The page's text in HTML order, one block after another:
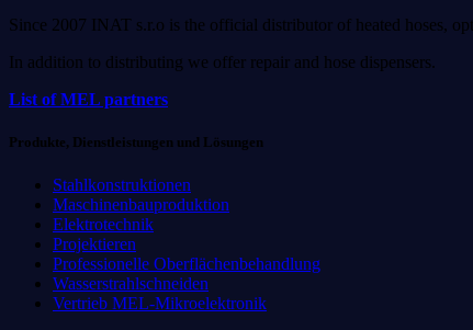
Since 2007 INAT s.r.o is the official distributor of heated hoses,
In addition to distributing we offer repair and hose dispensers.
List of MEL partners
Produkte, Dienstleistungen und Lösungen
Stahlkonstruktionen
Maschinenbauproduktion
Elektrotechnik
Projektieren
Professionelle Oberflächenbehandlung
Wasserstrahlschneiden
Vertrieb MEL-Mikroelektronik